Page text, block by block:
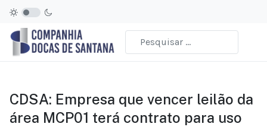
CDSA: Empresa que vencer leilão da
área MCP01 terá contrato para uso